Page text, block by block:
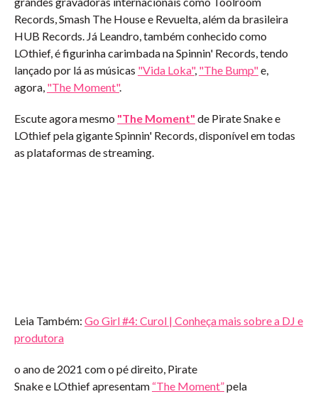
Records, Smash The House e Revuelta, além da brasileira
HUB Records. Já Leandro, também conhecido como
LOthief, é figurinha carimbada na Spinnin' Records, tendo
lançado por lá as músicas "Vida Loka", "The Bump"e,
agora, "The Moment".
Escute agora mesmo "The Moment" de Pirate Snake e
LOthief pela gigante Spinnin' Records, disponível em todas
as plataformas de streaming.
Leia Também: Go Girl #4: Curol | Conheça mais sobre a DJ e
produtora
o ano de 2021 com o pé direito, Pirate
Snakee LOthiefapresentam “The Moment”pela